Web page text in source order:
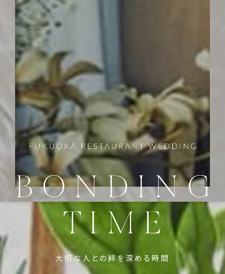
大切な人との絆を深める時間